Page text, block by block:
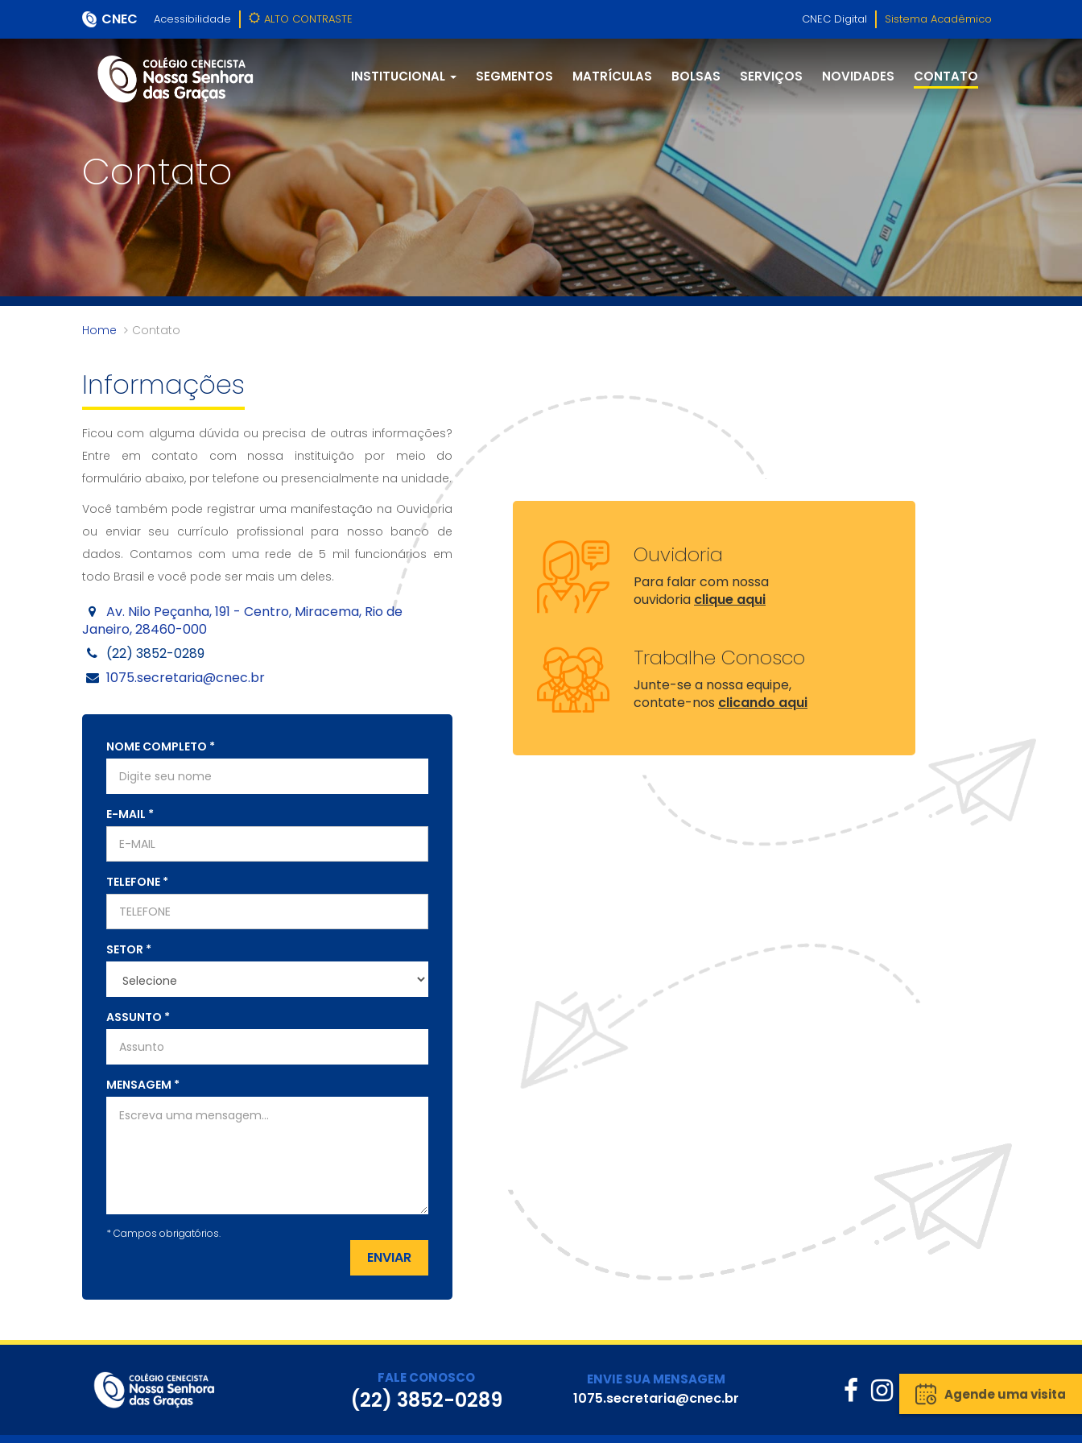
CNEC Acessibilidade ALTO CONTRASTE CNEC Digital Sistema Acadêmico
INSTITUCIONAL SEGMENTOS MATRÍCULAS BOLSAS SERVIÇOS NOVIDADES CONTATO
Agende uma visita
Contato
Home Contato
Informações
Ficou com alguma dúvida ou precisa de outras informações?
Entre em contato com nossa instituição por meio do
formulário abaixo, por telefone ou presencialmente na unidade.
Você também pode registrar uma manifestação na Ouvidoria
ou enviar seu currículo profissional para nosso banco de
dados. Contamos com uma rede de 5 mil funcionários em
todo Brasil e você pode ser mais um deles.
Av. Nilo Peçanha, 191 - Centro, Miracema, Rio de
Janeiro, 28460-000
(22) 3852-0289
1075.secretaria@cnec.br
NOME COMPLETO *
E-MAIL *
TELEFONE *
SETOR *
ASSUNTO *
MENSAGEM *
*Campos obrigatórios.
ENVIAR
Ouvidoria
Para falar com nossa
ouvidoria clique aqui
Trabalhe Conosco
Junte-se a nossa equipe,
contate-nos clicando aqui
FALE CONOSCO
(22) 3852-0289
ENVIE SUA MENSAGEM
1075.secretaria@cnec.br